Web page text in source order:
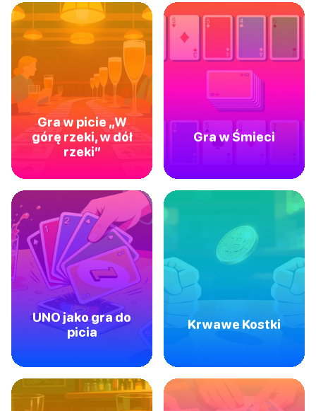
Gra w picie „W
górę rzeki, w dół
rzeki”
Gra w Śmieci
UNO jako gra do
picia
Krwawe Kostki